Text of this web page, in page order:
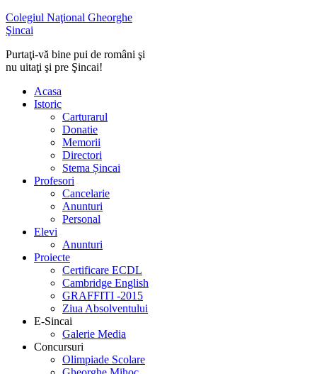
Colegiul Naţional Gheorghe
Şincai
Purtaţi-vă bine pui de români şi
nu uitaţi şi pre Şincai!
Acasa
Istoric
Carturarul
Donatie
Memorii
Directori
Stema Șincai
Profesori
Cancelarie
Anunturi
Personal
Elevi
Anunturi
Proiecte
Certificare ECDL
Cambridge English
GRAFFITI -2015
Ziua Absolventului
E-Sincai
Galerie Media
Concursuri
Olimpiade Scolare